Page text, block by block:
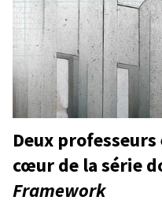
Deux
cœur de la série
Framework